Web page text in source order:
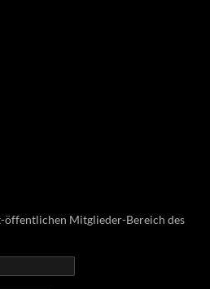
öffentlichen Mitglieder-Bereich des